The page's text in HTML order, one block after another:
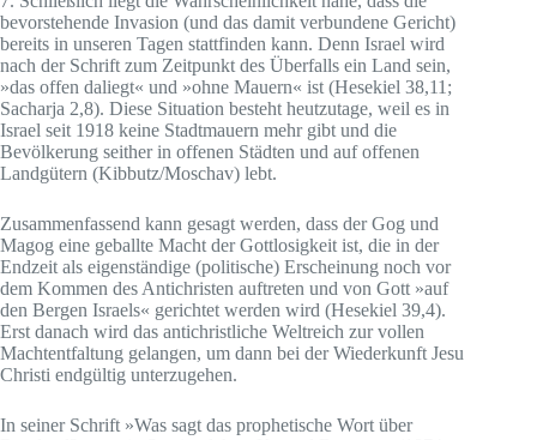
bevorstehende Invasion (und das damit verbundene Gericht)
bereits in unseren Tagen stattfinden kann. Denn Israel wird
nach der Schrift zum Zeitpunkt des Überfalls ein Land sein,
»das offen daliegt« und »ohne Mauern« ist (Hesekiel 38,11;
Sacharja 2,8). Diese Situation besteht heutzutage, weil es in
Israel seit 1918 keine Stadtmauern mehr gibt und die
Bevölkerung seither in offenen Städten und auf offenen
Landgütern (Kibbutz/Moschav) lebt.
Zusammenfassend kann gesagt werden, dass der Gog und
Magog eine geballte Macht der Gottlosigkeit ist, die in der
Endzeit als eigenständige (politische) Erscheinung noch vor
dem Kommen des Antichristen auftreten und von Gott »auf
den Bergen Israels« gerichtet werden wird (Hesekiel 39,4).
Erst danach wird das antichristliche Weltreich zur vollen
Machtentfaltung gelangen, um dann bei der Wiederkunft Jesu
Christi endgültig unterzugehen.
In seiner Schrift »Was sagt das prophetische Wort über